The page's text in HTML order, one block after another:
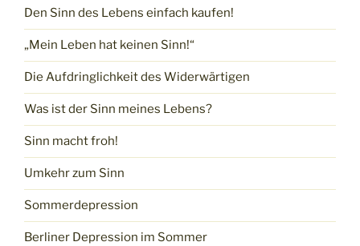
Den Sinn des Lebens einfach kaufen!
„Mein Leben hat keinen Sinn!“
Die Aufdringlichkeit des Widerwärtigen
Was ist der Sinn meines Lebens?
Sinn macht froh!
Umkehr zum Sinn
Sommerdepression
Berliner Depression im Sommer